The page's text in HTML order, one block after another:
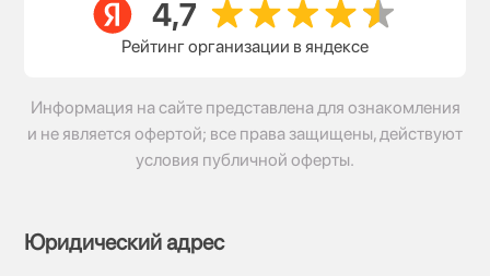
Рейтинг организации в яндексе
Информация на сайте представлена для ознакомления
и не является офертой; все права защищены, действуют
условия публичной оферты.
Юридический адрес